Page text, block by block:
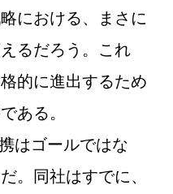
における、まさに
るだろう。これ
的に進出するため
ある。
はゴールではな
。同社はすでに、